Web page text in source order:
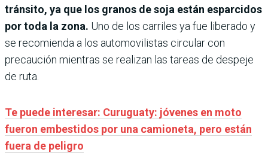
tránsito, ya que los granos de soja están esparcidos
por toda la zona. Uno de los carriles ya fue liberado y
se recomienda a los automovilistas circular con
precaución mientras se realizan las tareas de despeje
de ruta.
Te puede interesar: Curuguaty: jóvenes en moto
fueron embestidos por una camioneta, pero están
fuera de peligro